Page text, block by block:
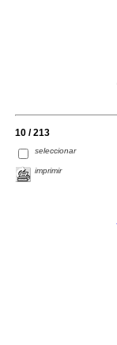
10 / 213
seleccionar
imprimir